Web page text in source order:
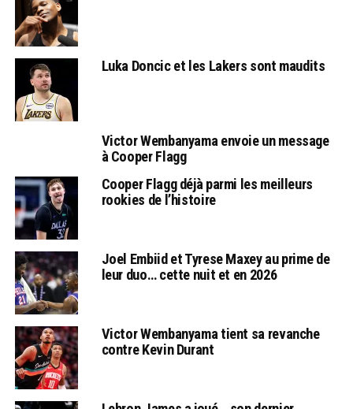
Luka Doncic et les Lakers sont maudits
Victor Wembanyama envoie un message
à Cooper Flagg
Cooper Flagg déjà parmi les meilleurs
rookies de l’histoire
Joel Embiid et Tyrese Maxey au prime de
leur duo… cette nuit et en 2026
Victor Wembanyama tient sa revanche
contre Kevin Durant